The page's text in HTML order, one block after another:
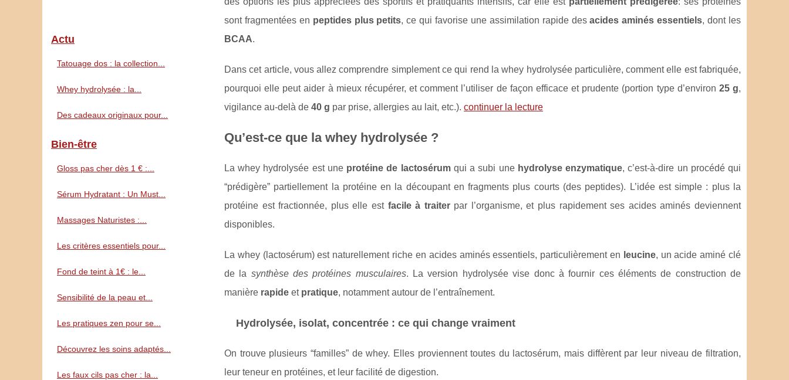
sont fragmentées en peptides plus petits, ce qui favorise une assimilation rapide desacides aminés essentiels, dont les
BCAA.
Dans cet article, vous allez comprendre simplement ce qui rend la whey hydrolysée particulière, comment elle est fabriquée,
pourquoi elle peut aider à mieux récupérer, et comment l’utiliser de façon efficace et prudente (portion type d’environ 25 g,
vigilance au-delà de 40 g par prise, allergies au lait, etc.). continuer la lecture
Qu’est-ce que la whey hydrolysée ?
La whey hydrolysée est une protéine de lactosérumqui a subi une hydrolyse enzymatique, c’est-à-dire un procédé qui
“prédigère” partiellement la protéine en la découpant en fragments plus courts (des peptides). L’idée est simple : plus la
protéine est fractionnée, plus elle est facile à traiterpar l’organisme, et plus rapidement ses acides aminés deviennent
disponibles.
La whey (lactosérum) est naturellement riche en acides aminés essentiels, particulièrement en leucine, un acide aminé clé
de la synthèse des protéines musculaires. La version hydrolysée vise donc à fournir ces éléments de construction de
manière rapide et pratique, notamment autour de l’entraînement.
Hydrolysée, isolat, concentrée : ce qui change vraiment
On trouve plusieurs “familles” de whey. Elles proviennent toutes du lactosérum, mais diffèrent par leur niveau de filtration,
leur teneur en protéines, et leur facilité de digestion.
Actu
Tatouage dos : la collection...
Whey hydrolysée : la...
Des cadeaux originaux pour...
Bien-être
Gloss pas cher dès 1 € :...
Sérum Hydratant : Un Must...
Massages Naturistes :...
Les critères essentiels pour...
Fond de teint à 1€ : le...
Sensibilité de la peau et...
Les pratiques zen pour se...
Découvrez les soins adaptés...
Les faux cils pas cher : la...